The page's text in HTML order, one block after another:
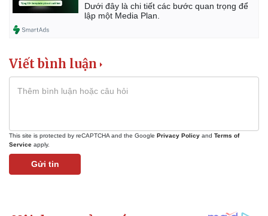
Dưới đây là chi tiết các bước quan trọng để
lập một Media Plan.
Viết bình luận
This site is protected by reCAPTCHA and the Google Privacy Policy and Terms of
Service apply.
Gửi tin